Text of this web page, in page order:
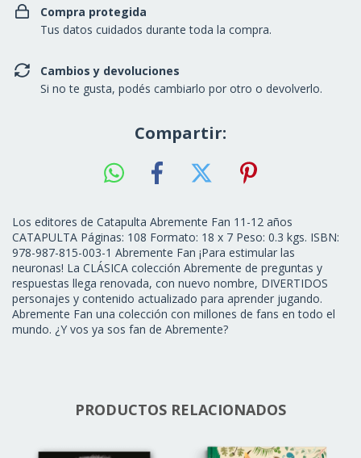
Compra protegida
Tus datos cuidados durante toda la compra.
Cambios y devoluciones
Si no te gusta, podés cambiarlo por otro o devolverlo.
Compartir:
Los editores de Catapulta Abremente Fan 11-12 años
CATAPULTA Páginas: 108 Formato: 18 x 7 Peso: 0.3 kgs. ISBN:
978-987-815-003-1 Abremente Fan ¡Para estimular las
neuronas! La CLÁSICA colección Abremente de preguntas y
respuestas llega renovada, con nuevo nombre, DIVERTIDOS
personajes y contenido actualizado para aprender jugando.
Abremente Fan una colección con millones de fans en todo el
mundo. ¿Y vos ya sos fan de Abremente?
PRODUCTOS RELACIONADOS